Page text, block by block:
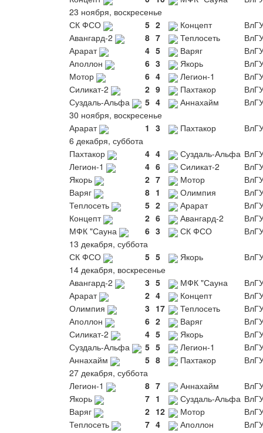
23 ноября, воскресенье
СК ФСО
5 2 Концепт
Авангард-2
8 7 Теплосеть
Арарат
4 5 Варяг
Аполлон
6 3 Якорь
Мотор
6 4 Легион-1
Силикат-2
2 9 Пахтакор
Суздаль-Альфа
5 4 Аннахайм
30 ноября, воскресенье
Арарат
1 3 Пахтакор
6 декабря, суббота
Пахтакор
4 4 Суздаль-Альфа
Легион-1
4 6 Силикат-2
Якорь
2 7 Мотор
Варяг
8 1 Олимпия
Теплосеть
5 2 Арарат
Концепт
2 6 Авангард-2
МФК "Сауна
6 3 СК ФСО
13 декабря, суббота
СК ФСО
5 5 Якорь
14 декабря, воскресенье
Авангард-2
3 5 МФК "Сауна
Арарат
2 4 Концепт
Олимпия
3 17 Теплосеть
Аполлон
6 2 Варяг
Силикат-2
4 5 Якорь
Суздаль-Альфа
5 5 Легион-1
Аннахайм
5 8 Пахтакор
27 декабря, суббота
Легион-1
8 7 Аннахайм
Якорь
7 1 Суздаль-Альфа
Варяг
2 12 Мотор
Теплосеть
7 4 Аполлон